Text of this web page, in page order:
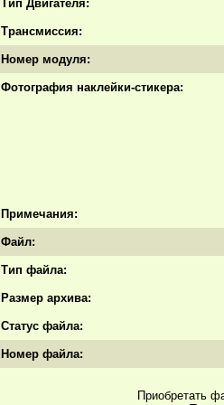
Тип Двигателя:
Трансмиссия:
Номер модуля:
Фотография наклейки-стикера:
Примечания:
Файл:
Тип файла:
Размер архива:
Статус файла:
Номер файла:
Приобретать